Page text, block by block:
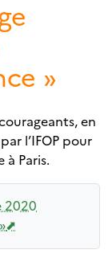
»
en
l’IFOP pour
à Paris.
2020